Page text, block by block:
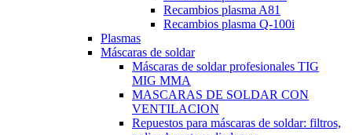
Recambios plasma A81
Recambios plasma Q-100i
Plasmas
Máscaras de soldar
Máscaras de soldar profesionales TIG
MIG MMA
MASCARAS DE SOLDAR CON
VENTILACION
Repuestos para máscaras de soldar: filtros,